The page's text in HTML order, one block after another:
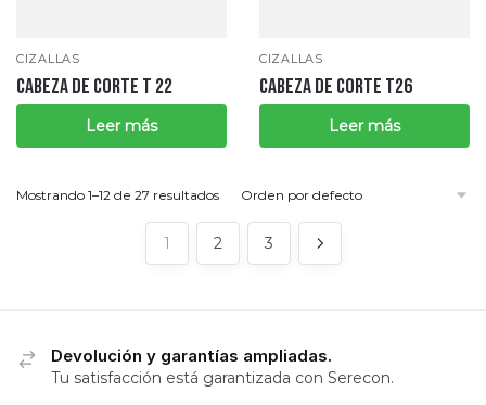
CIZALLAS
CABEZA DE CORTE T 22
Leer más
CIZALLAS
CABEZA DE CORTE T26
Leer más
Mostrando 1–12 de 27 resultados
1 2 3
Devolución y garantías ampliadas.
Tu satisfacción está garantizada con Serecon.